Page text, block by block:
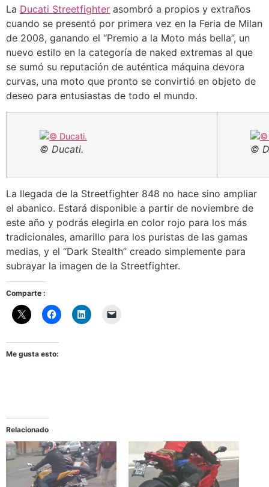
La Ducati Streetfighter asombró a propios y extraños
cuando se presentó por primera vez en la Feria de Milan
de 2008, ganando el “Premio a la Moto más bella”, un
nuevo estilo en la categoría de naked extremas al que
se sumó su reputación de auténtica máquina devora
curvas, una moto que pronto se convirtió en objeto de
deseo para entusiastas de todo el mundo.
© Ducati. ©
La llegada de la Streetfighter 848 no hace sino ampliar
el abanico. Estará disponible a partir de noviembre de
este año y podrás elegirla en color rojo para los más
tradicionales, amarillo para los puristas de las gamas
medias, y el “Dark Stealth” creado simplemente para
subrayar la imagen de la Streetfighter.
Comparte :
Me gusta esto:
Relacionado